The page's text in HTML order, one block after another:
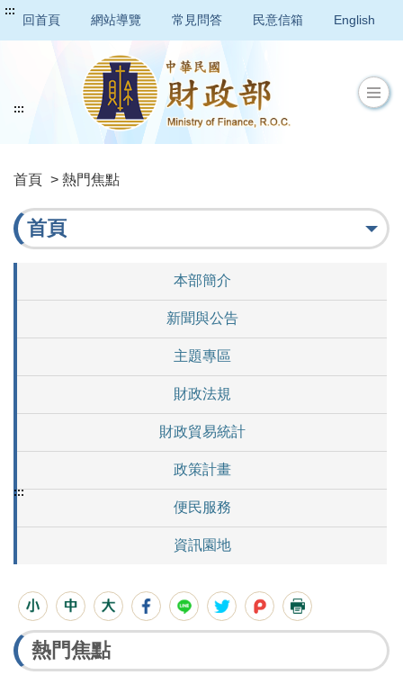
:::
回首頁 網站導覽 常見問答 民意信箱 English
首頁 > 熱門焦點
:::
首頁
本部簡介
新聞與公告
主題專區
財政法規
財政貿易統計
政策計畫
便民服務
資訊園地
:::
熱門焦點